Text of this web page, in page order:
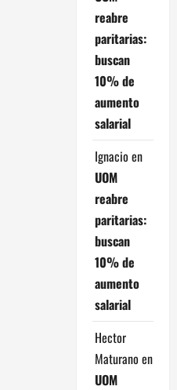
reabre
paritarias:
buscan
10% de
aumento
salarial
Ignacio en
UOM
reabre
paritarias:
buscan
10% de
aumento
salarial
Hector
Maturano en
UOM